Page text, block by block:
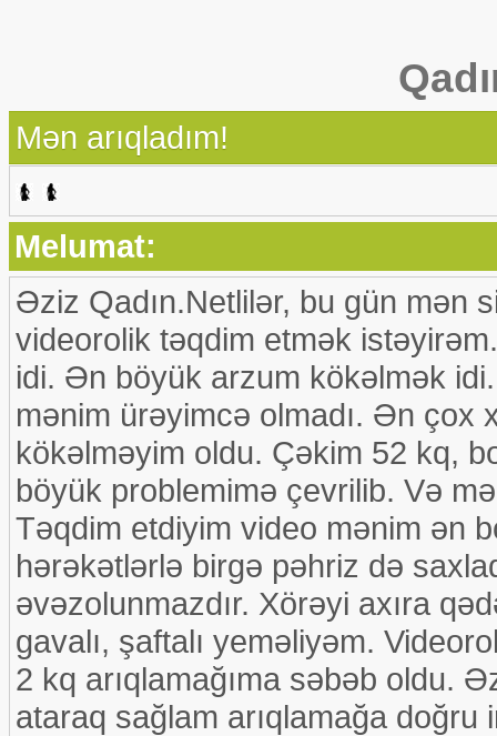
Mən arıqladım!
Melumat:
Əziz Qadın.Netlilər, bu gün mən
videorolik təqdim etmək
idi. Ən böyük arzum kökəlmək
mənim ürəyimcə olmadı. Ən çox
kökəlməyim oldu. Çəkim 52 kq,
böyük problemimə çevrilib. Və
Təqdim etdiyim video mənim ən
hərəkətlərlə birgə pəhriz də
əvəzolunmazdır. Xörəyi axıra
gavalı, şaftalı yeməliyəm.
2 kq arıqlamağıma səbəb oldu.
ataraq sağlam arıqlamağa doğru